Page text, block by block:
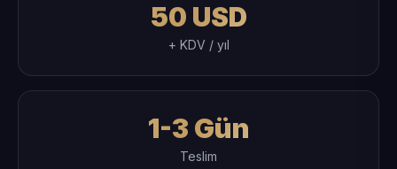
50 USD
+ KDV / yıl
1-3 Gün
Teslim